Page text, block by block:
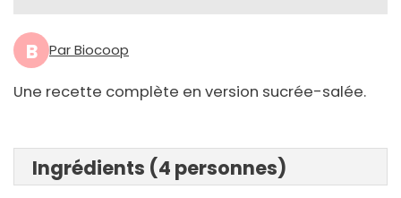
B Par Biocoop
Une recette complète en version sucrée-salée.
Ingrédients (4 personnes)